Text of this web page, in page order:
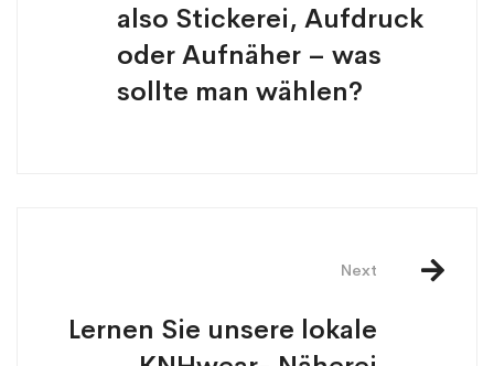
also Stickerei, Aufdruck
oder Aufnäher – was
sollte man wählen?
Next
Lernen Sie unsere lokale